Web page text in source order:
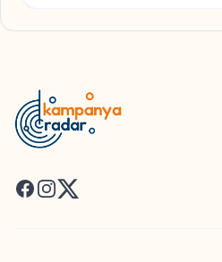
Facebook
Instagram
X